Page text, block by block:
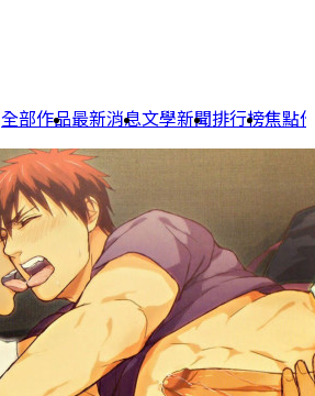
全部作品最新消息文學新聞排行榜焦點